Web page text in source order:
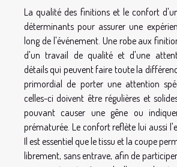
La qualité des finitions et le confort
déterminants pour assurer une
long de l'événement. Une robe aux
d'un travail de qualité et d'une
détails qui peuvent faire toute la
primordial de porter une attention
celles-ci doivent être régulières et
pouvant causer une gêne ou
prématurée. Le confort reflète lui aussi
Il est essentiel que le tissu et la coupe
librement, sans entrave, afin de